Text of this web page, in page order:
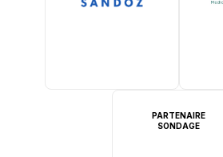
PARTENAIRE
SONDAGE